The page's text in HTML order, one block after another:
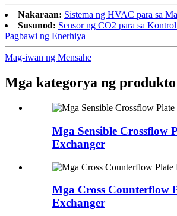
Nakaraan: Sistema ng HVAC para sa
Susunod: Sensor ng CO2 para sa
Pagbawi ng Enerhiya
Mag-iwan ng Mensahe
Mga kategorya ng produkto
Mga Sensible Crossflow
Exchanger
Mga Cross Counterflow
Exchanger